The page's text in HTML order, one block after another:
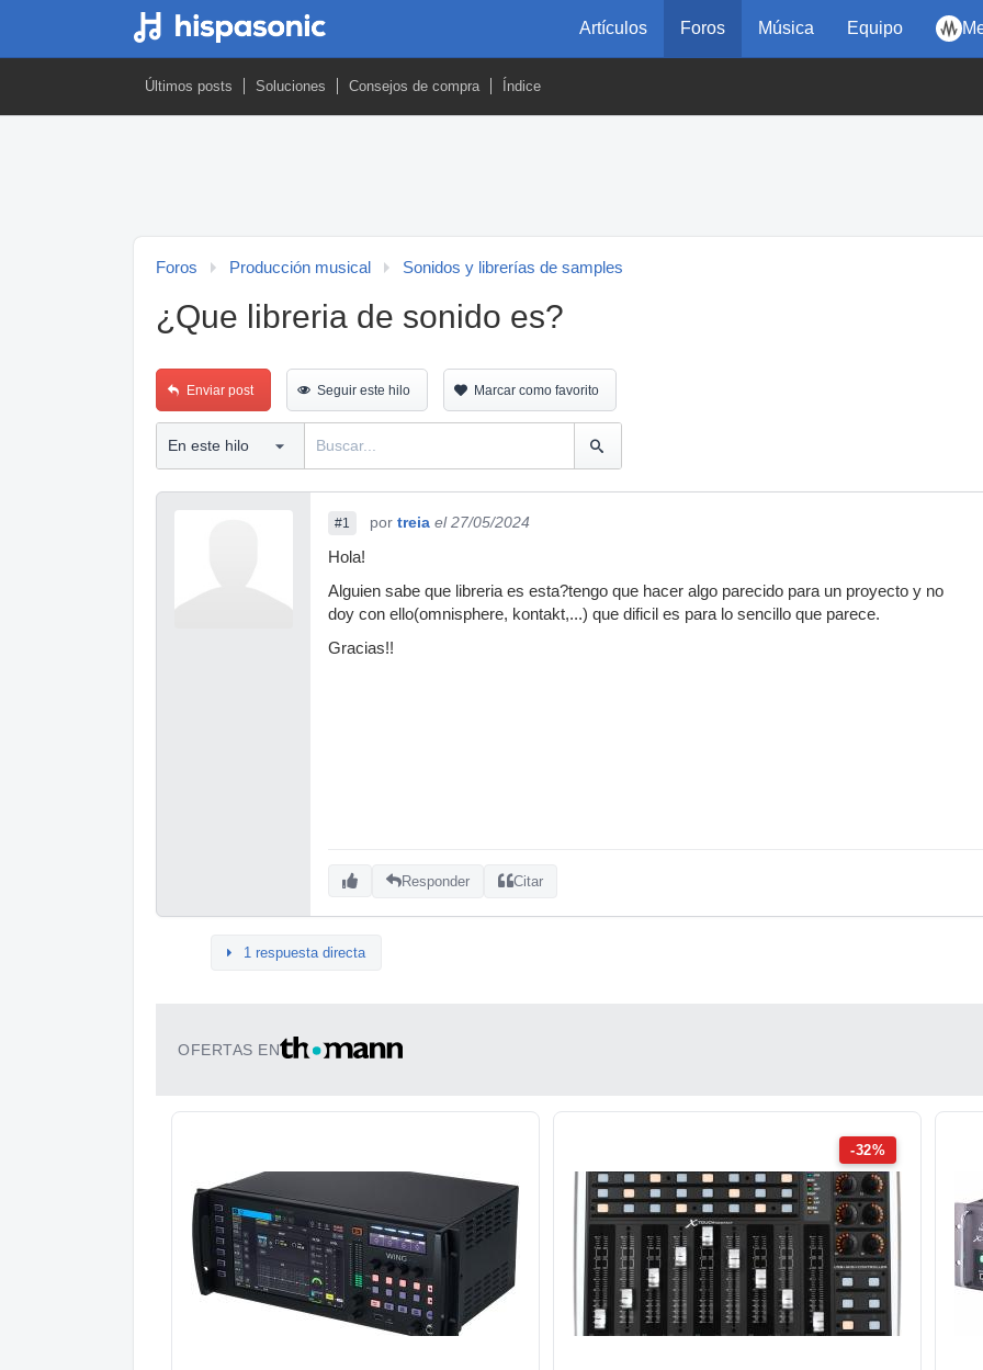
Artículos Foros Música Equipo
Últimos posts Soluciones Consejos de compra Índice
Foros Producción musical Sonidos y librerías de samples
¿Que libreria de sonido es?
Enviar post Seguir este hilo Marcar como favorito
#1 por treia el 27/05/2024
Hola!
Alguien sabe que libreria es esta?tengo que hacer algo parecido para un proyecto y no
doy con ello(omnisphere, kontakt,...) que dificil es para lo sencillo que parece.
Gracias!!
Responder Citar
1 respuesta directa
OFERTAS EN
-32%